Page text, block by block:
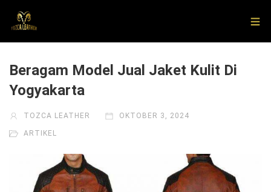
Beragam Model Jual Jaket Kulit Di
Yogyakarta
TOZCA LEATHER OKTOBER 3, 2024
ARTIKEL